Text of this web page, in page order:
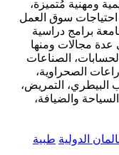
ومهنية مُتميزة،
احتياجات سوق العمل
برامج دراسية
العام الجامعي 2022/2023، في عدة مجالات ومنها
الصناعات
الصحراوية،
البيطري، التمريض،
السياحة والضيافة،
الدولية طبية